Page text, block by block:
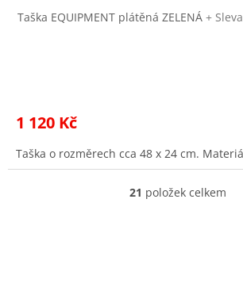
Taška EQUIPMENT plátěná ZELENÁ +
1 120 Kč
Taška o rozměrech cca 48 x 24 cm.
O
21 položek celkem